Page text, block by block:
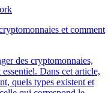
et comment
des cryptomonnaies,
Dans cet article,
quels types existent et